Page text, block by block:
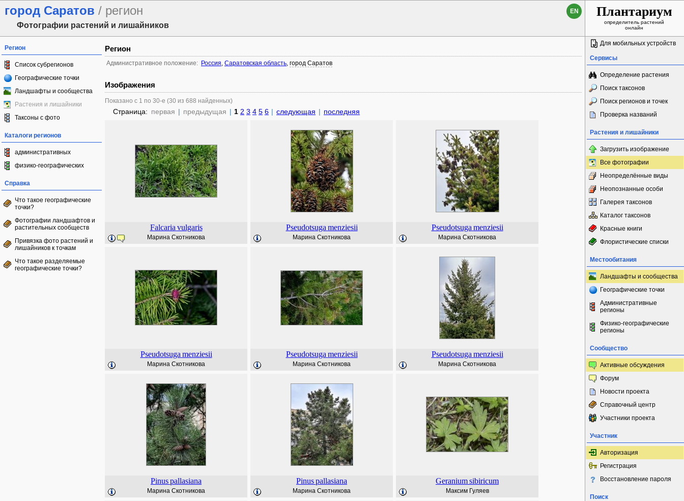
город Саратов / регион
Фотографии растений и лишайников
EN Плантариум
определитель растений
онлайн
Регион
Список субрегионов
Географические точки
Ландшафты и сообщества
Растения и лишайники
Таксоны с фото
Каталоги регионов
административных
физико-географических
Справка
Что такое географические
точки?
Фотографии ландшафтов и
растительных сообществ
Привязка фото растений и
лишайников к точкам
Что такое разделяемые
географические точки?
Регион
Административное положение: Россия, Саратовская область, город Саратов
Изображения
Показано с 1 по 30-е (30 из 688 найденных)
Страница: первая | предыдущая | 1 2 3 4 5 6 | следующая | последняя
Falcaria vulgaris
Марина Скотникова
Pseudotsuga menziesii
Марина Скотникова
Pseudotsuga menziesii
Марина Скотникова
Pseudotsuga menziesii
Марина Скотникова
Pseudotsuga menziesii
Марина Скотникова
Pseudotsuga menziesii
Марина Скотникова
Pinuspallasiana
Марина Скотникова
Pinuspallasiana
Марина Скотникова
Geraniumsibiricum
Максим Гуляев
Для мобильных устройств
Сервисы
Определение растения
Поиск таксонов
Поиск регионов и точек
Проверка названий
Растения и лишайники
Загрузить изображение
Все фотографии
Неопределённые виды
Неопознанные особи
Галерея таксонов
Каталог таксонов
Красные книги
Флористические списки
Местообитания
Ландшафты и сообщества
Географические точки
Административные
регионы
Физико-географические
регионы
Сообщество
Активные обсуждения
Форум
Новости проекта
Справочный центр
Участники проекта
Участник
Авторизация
Регистрация
Восстановление пароля
Поиск